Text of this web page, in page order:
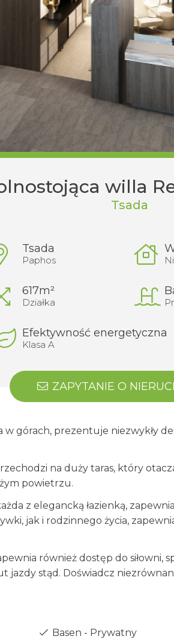
willa
Tsada
Tsada
Paphos
617m²
Działka
Efektywność energetyczna
Klasa A
ZAPYTANIE O
w górach, prezentuje niezwykły
na duży taras, który
powietrzu.
z elegancką łazienką,
jak i rodzinnego życia,
również dostęp do siłowni,
jazdy stąd. Doświadcz
Basen - Prywatny